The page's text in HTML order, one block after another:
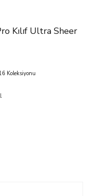
Kılıf Ultra Sheer
Koleksiyonu